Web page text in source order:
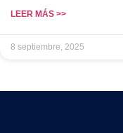
LEER MÁS >>
8 septiembre, 2025